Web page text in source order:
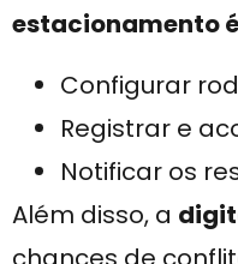
estacionamento
Configurar
Registrar e
Notificar os
Além disso, a